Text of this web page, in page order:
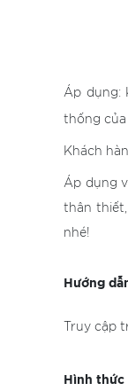
Áp dụng:
thống của
Khách
Áp dụng
thân
nhé!
Hướng
Truy cập
Hình thức